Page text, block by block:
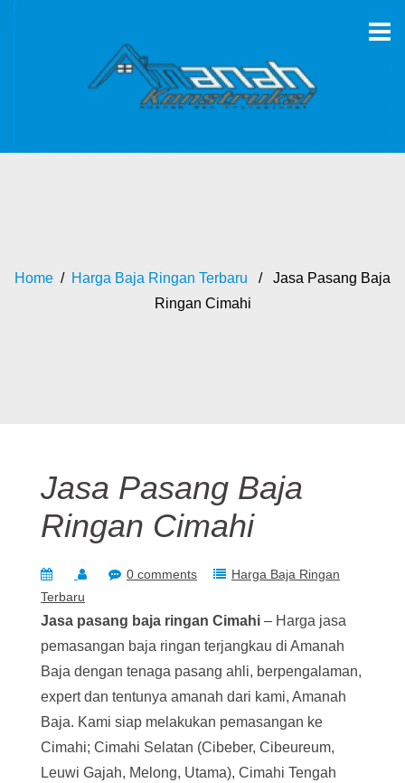
Home / Harga Baja Ringan Terbaru / Jasa Pasang Baja
Ringan Cimahi
Jasa Pasang Baja
Ringan Cimahi
0 comments
Harga Baja Ringan
Terbaru
Jasa pasang baja ringan Cimahi – Harga jasa
pemasangan baja ringan terjangkau di Amanah
Baja dengan tenaga pasang ahli, berpengalaman,
expert dan tentunya amanah dari kami, Amanah
Baja. Kami siap melakukan pemasangan ke
Cimahi; Cimahi Selatan (Cibeber, Cibeureum,
Leuwi Gajah, Melong, Utama), Cimahi Tengah